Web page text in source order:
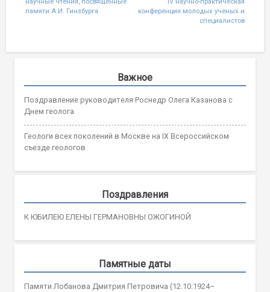
Навигация
памяти А.И. Гинзбурга
конференция молодых ученых и
специалистов
Важное
Поздравление руководителя Роснедр Олега Казанова с
Днем геолога
Геологи всех поколений в Москве на IX Всероссийском
съезде геологов
Поздравления
К ЮБИЛЕЮ ЕЛЕНЫ ГЕРМАНОВНЫ ОЖОГИНОЙ
Памятные даты
Памяти Лобанова Дмитрия Петровича (12.10.1924–